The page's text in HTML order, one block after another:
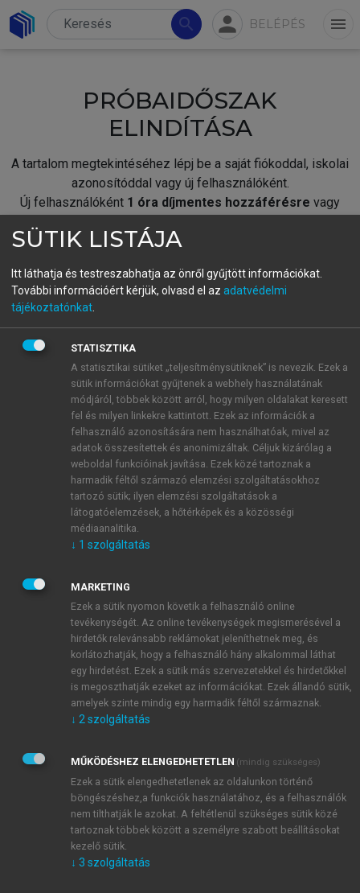
search person BELÉPÉS menu
PRÓBAIDŐSZAK
ELINDÍTÁSA
A tartalom megtekintéséhez lépj be a saját fiókoddal, iskolai
azonosítóddal vagy új felhasználóként.
Új felhasználóként 1 óra díjmentes hozzáférésre vagy
fiókoddal,vagy hozz létre új fiókot.
A regisztráció után apróbaidőszakautomatikusan
BELÉPÉS SAJÁT FIÓKKAL
ÚJ FIÓK LÉTREHOZÁSA
1 óra díjmentes hozzáférés
E-MAIL-CÍM
JELSZÓ
JELSZÓ ÚJRA
Kérek értesítést a MeRSZ újdonságairól, akcióiról.
Kérek értesítést az Akadémiai Kiadó Zrt. újdonságairól,
Adatkezelési tájékoztatóbanfoglaltakat tudomásul
veszem és elfogadom.
Általános vásárlási feltételeket, valamint a szotar.netés a
mersz.huoldalak licencszerződéseiben foglaltakat
tudomásul veszem és elfogadom.
KIPRÓBÁLOM
SÜTIK LISTÁJA
Itt láthatja és testreszabhatja az önről gyűjtött információkat.
További információért kérjük, olvasd el az adatvédelmi
tájékoztatónkat
STATISZTIKA
A statisztikai sütiket „teljesítménysütiknek” is nevezik. Ezek a
sütik információkat gyűjtenek a webhely használatának
módjáról, többek között arról, hogy milyen oldalakat keresett
fel és milyen linkekre kattintott. Ezek az információk a
felhasználó azonosítására nem használhatóak, mivel az
adatok összesítettek és anonimizáltak. Céljuk kizárólag a
weboldal funkcióinak javítása. Ezek közé tartoznak a
harmadik féltől származó elemzési szolgáltatásokhoz
tartozó sütik; ilyen elemzési szolgáltatások a
látogatóelemzések, a hőtérképek és a közösségi
médiaanalitika.
↓ 1 szolgáltatás
MARKETING
Ezek a sütik nyomon követik a felhasználó online
tevékenységét. Az online tevékenységek megismerésével a
hirdetők relevánsabb reklámokat jeleníthetnek meg, és
korlátozhatják, hogy a felhasználó hány alkalommal láthat
egy hirdetést. Ezek a sütik más szervezetekkel és hirdetőkkel
is megoszthatják ezeket az információkat. Ezek állandó sütik,
amelyek szinte mindig egy harmadik féltől származnak.
↓ 2 szolgáltatás
MŰKÖDÉSHEZ ELENGEDHETETLEN (mindig szükséges)
Ezek a sütik elengedhetetlenek az oldalunkon történő
böngészéshez,a funkciók használatához, és a felhasználók
nem tilthatják le azokat. A feltétlenül szükséges sütik közé
tartoznak többek között a személyre szabott beállításokat
kezelő sütik.
↓ 3 szolgáltatás